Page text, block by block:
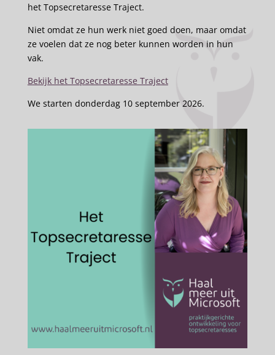
het Topsecretaresse Traject.
Niet omdat ze hun werk niet goed doen, maar omdat
ze voelen dat ze nog beter kunnen worden in hun
vak.
Bekijk het Topsecretaresse Traject
We starten donderdag 10 september 2026.